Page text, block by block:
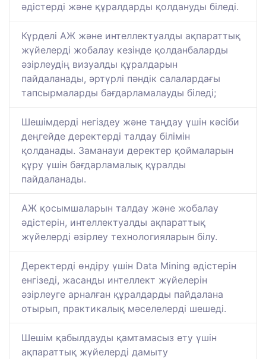
әдістерді және құралдарды қолдануды біледі.
Күрделі АЖ және интеллектуалды ақпараттық
жүйелерді жобалау кезінде қолданбаларды
әзірлеудің визуалды құралдарын
пайдаланады, әртүрлі пәндік салалардағы
тапсырмаларды бағдарламалауды біледі;
Шешімдерді негіздеу және таңдау үшін кәсіби
деңгейде деректерді талдау білімін
қолданады. Заманауи деректер қоймаларын
құру үшін бағдарламалық құралды
пайдаланады.
АЖ қосымшаларын талдау және жобалау
әдістерін, интеллектуалды ақпараттық
жүйелерді әзірлеу технологияларын білу.
Деректерді өндіру үшін Data Mining әдістерін
енгізеді, жасанды интеллект жүйелерін
әзірлеуге арналған құралдарды пайдалана
отырып, практикалық мәселелерді шешеді.
Шешім қабылдауды қамтамасыз ету үшін
ақпараттық жүйелерді дамыту